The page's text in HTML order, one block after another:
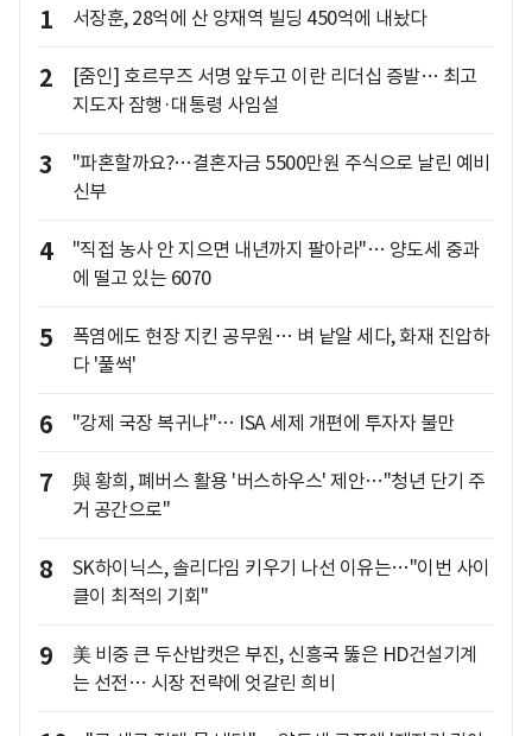
1 서장훈, 28억에 산 양재역 빌딩 450억에 내놨다
2
[줌인] 호르무즈 서명 앞두고 이란 리더십 증발… 최고
지도자 잠행·대통령 사임설
3
"파혼할까요?…결혼자금 5500만원 주식으로 날린 예비
신부
4
"직접 농사 안 지으면 내년까지 팔아라"… 양도세 중과
에 떨고 있는 6070
5
폭염에도 현장 지킨 공무원… 벼 낱알 세다, 화재 진압하
다 '풀썩'
6 "강제 국장 복귀냐"… ISA 세제 개편에 투자자 불만
7
與 황희, 폐버스 활용 '버스하우스' 제안…"청년 단기 주
거 공간으로"
8
SK하이닉스, 솔리다임 키우기 나선 이유는…"이번 사이
클이 최적의 기회"
9
美 비중 큰 두산밥캣은 부진, 신흥국 뚫은 HD건설기계
는 선전… 시장 전략에 엇갈린 희비